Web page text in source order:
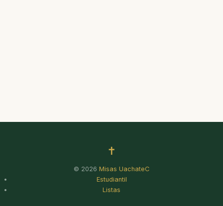
✝
© 2026 Misas UachateC
Estudiantil
Listas